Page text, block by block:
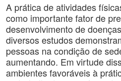
A prática de atividades
como importante fator de
desenvolvimento de
diversos estudos
pessoas na condição de
aumentando. Em virtude
ambientes favoráveis à